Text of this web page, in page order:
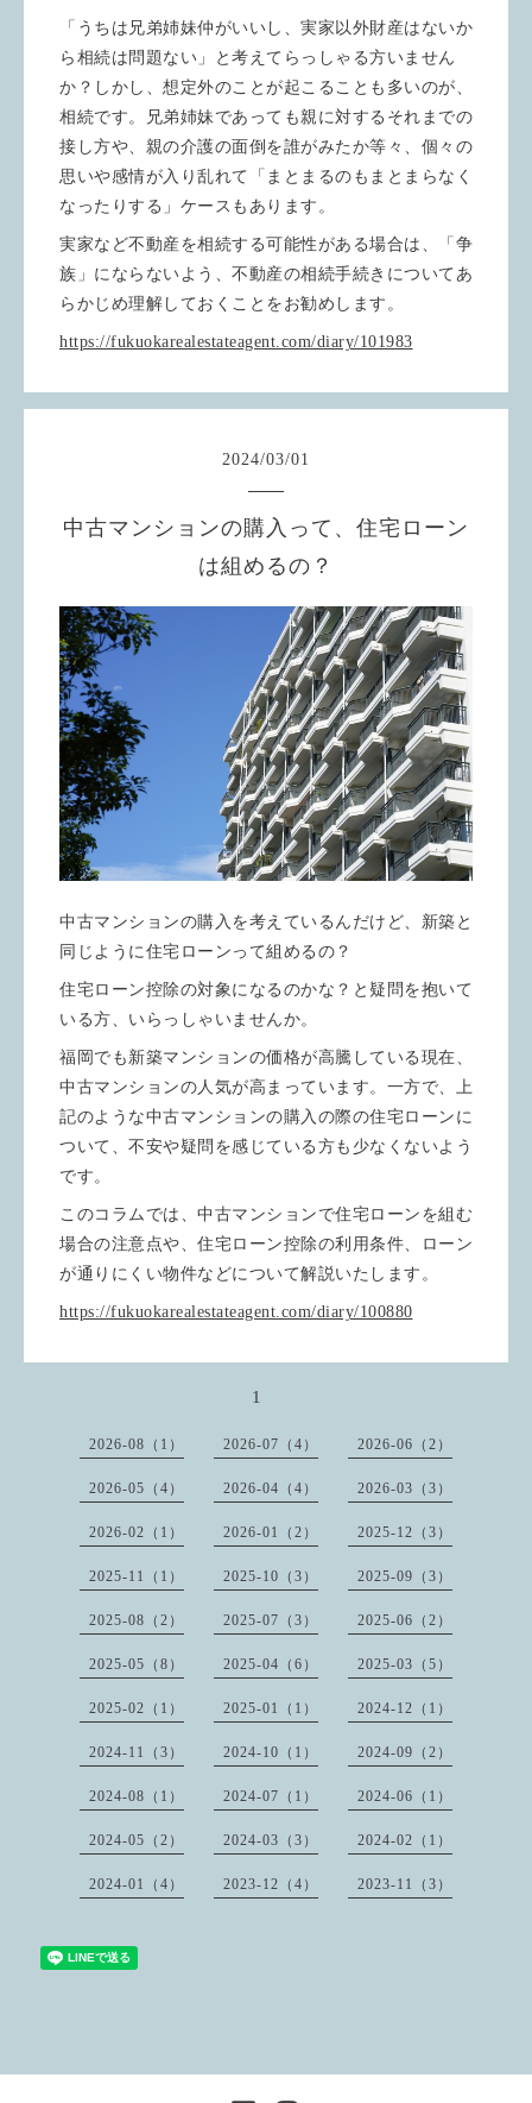
「うちは兄弟姉妹仲がいいし、実家以外財産はないか
ら相続は問題ない」と考えてらっしゃる方いません
か？しかし、想定外のことが起こることも多いのが、
相続です。兄弟姉妹であっても親に対するそれまでの
接し方や、親の介護の面倒を誰がみたか等々、個々の
思いや感情が入り乱れて「まとまるのもまとまらなく
なったりする」ケースもあります。
実家など不動産を相続する可能性がある場合は、「争
族」にならないよう、不動産の相続手続きについてあ
らかじめ理解しておくことをお勧めします。
https://fukuokarealestateagent.com/diary/101983
2024/03/01
中古マンションの購入って、住宅ローン
は組めるの？
中古マンションの購入を考えているんだけど、新築と
同じように住宅ローンって組めるの？
住宅ローン控除の対象になるのかな？と疑問を抱いて
いる方、いらっしゃいませんか。
福岡でも新築マンションの価格が高騰している現在、
中古マンションの人気が高まっています。一方で、上
記のような中古マンションの購入の際の住宅ローンに
ついて、不安や疑問を感じている方も少なくないよう
です。
このコラムでは、中古マンションで住宅ローンを組む
場合の注意点や、住宅ローン控除の利用条件、ローン
が通りにくい物件などについて解説いたします。
https://fukuokarealestateagent.com/diary/100880
1
2026-08（1） 2026-07（4） 2026-06（2）
2026-05（4） 2026-04（4） 2026-03（3）
2026-02（1） 2026-01（2） 2025-12（3）
2025-11（1） 2025-10（3） 2025-09（3）
2025-08（2） 2025-07（3） 2025-06（2）
2025-05（8） 2025-04（6） 2025-03（5）
2025-02（1） 2025-01（1） 2024-12（1）
2024-11（3） 2024-10（1） 2024-09（2）
2024-08（1） 2024-07（1） 2024-06（1）
2024-05（2） 2024-03（3） 2024-02（1）
2024-01（4） 2023-12（4） 2023-11（3）